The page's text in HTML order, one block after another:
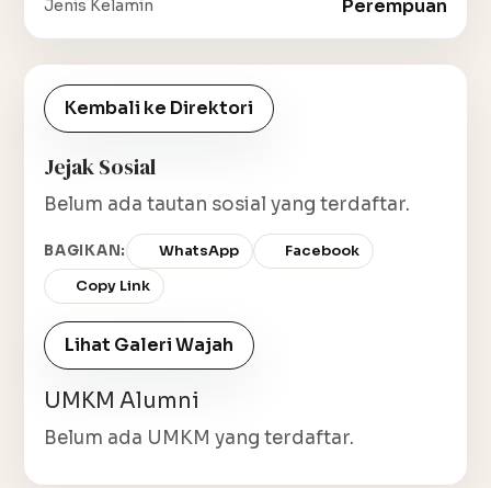
Jenis Kelamin Perempuan
Kembali ke Direktori
Jejak Sosial
Belum ada tautan sosial yang terdaftar.
BAGIKAN: WhatsApp
Facebook
Copy Link
Lihat Galeri Wajah
UMKM Alumni
Belum ada UMKM yang terdaftar.